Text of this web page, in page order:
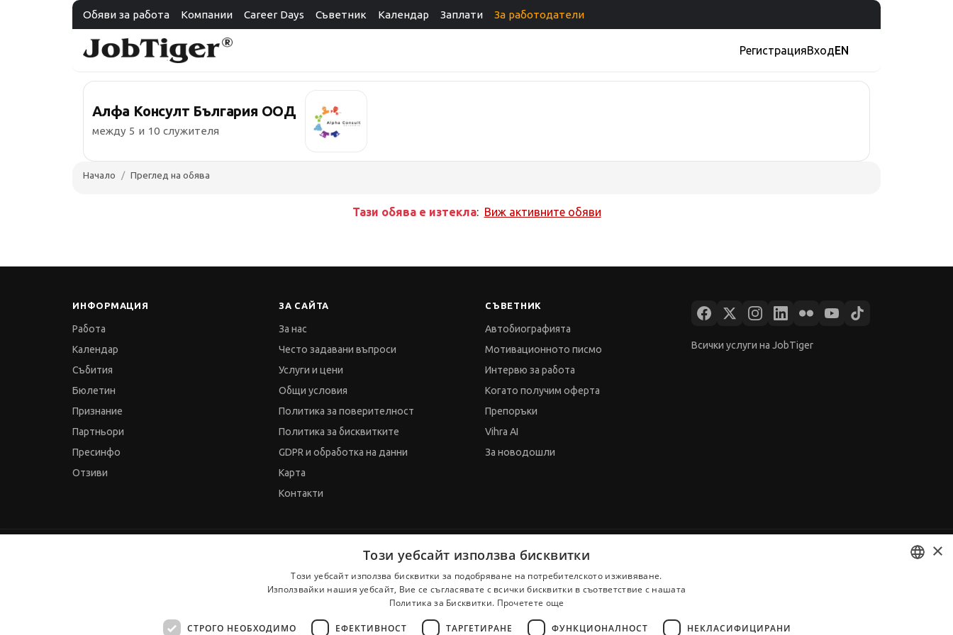
Обяви за работа Компании Career Days Съветник Календар Заплати За работодатели
РегистрацияВходEN
Алфа Консулт България ООД
между 5 и 10 служителя
Начало Преглед на обява
Тази обява е изтекла: Виж активните обяви
ИНФОРМАЦИЯ
Работа
Календар
Събития
Бюлетин
Признание
Партньори
Пресинфо
Отзиви
ЗА САЙТА
За нас
Често задавани въпроси
Услуги и цени
Общи условия
Политика за поверителност
Политика за бисквитките
GDPR и обработка на данни
Карта
Контакти
СЪВЕТНИК
Автобиографията
Мотивационното писмо
Интервю за работа
Когато получим оферта
Препоръки
Vihra AI
За новодошли
Всички услуги на JobTiger
×
Този уебсайт използва бисквитки
Този уебсайт използва бисквитки за подобряване на потребителското изживяване.
Използвайки нашия уебсайт, Вие се съгласявате с всички бисквитки в съответствие с нашата
Политика за Бисквитки. Прочетете още
СТРОГО НЕОБХОДИМО ЕФЕКТИВНОСТ ТАРГЕТИРАНЕ ФУНКЦИОНАЛНОСТ НЕКЛАСИФИЦИРАНИ